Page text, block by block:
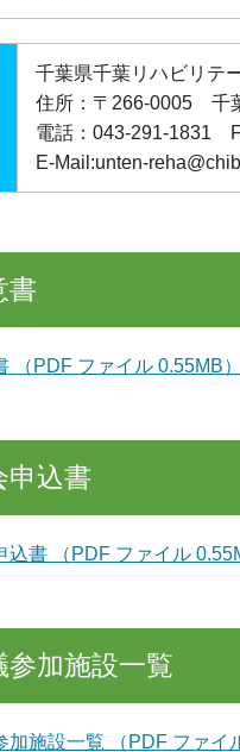
千葉県千葉リハビリ
住所：〒266-0005 千
電話：043-291-1831
E-Mail:unten-
書
（PDF ファイル 0.55MB）
申込書
込書 （PDF ファイル
参加施設一覧
加施設一覧 （PDF ファイ